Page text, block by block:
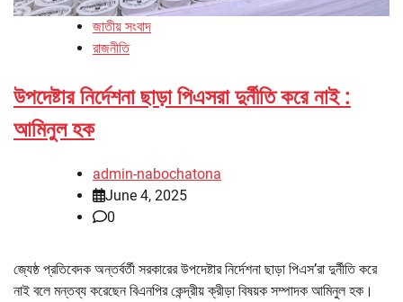
জাতীয় সংবাদ
রাজনীতি
উপদেষ্টার নির্দেশনা ছাড়া পিএসরা দুর্নীতি করে নাই :
আমিনুল হক
admin-nabochatona
June 4, 2025
0
জ্যেষ্ঠ প্রতিবেদক অন্তর্বর্তী সরকারের উপদেষ্টার নির্দেশনা ছাড়া পিএস’রা দুর্নীতি করে
নাই বলে মন্তব্য করেছেন বিএনপির কেন্দ্রীয় ক্রীড়া বিষয়ক সম্পাদক আমিনুল হক।